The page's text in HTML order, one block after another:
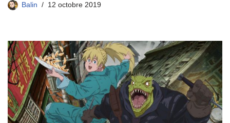
Balin 12 octobre 2019